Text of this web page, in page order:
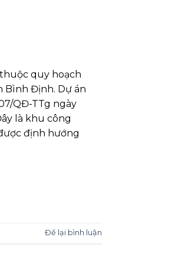
quy hoạch
Bình Định. Dự án
QĐ-TTg ngày
là khu công
định hướng
Để lại bình luận